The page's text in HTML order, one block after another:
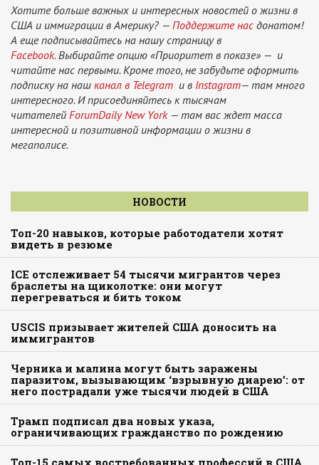
Хотите больше важных и интересных новостей о жизни в
США и иммиграции в Америку? — Поддержите нас донатом!
А еще подписывайтесь на нашу страницу в
Facebook.Выбирайте опцию «Приоритет в показе» — и
читайте нас первыми. Кроме того, не забудьте оформить
подписку на наш канал в Telegram и в Instagram— там много
интересного. И присоединяйтесь к тысячам
читателей ForumDaily New York— там вас ждет масса
интересной и позитивной информации о жизни в
мегаполисе.
НОВОСТИ
Топ-20 навыков, которые работодатели хотят
видеть в резюме
ICE отслеживает 54 тысячи мигрантов через
браслеты на щиколотке: они могут
перегреваться и бить током
USCIS призывает жителей США доносить на
иммигрантов
Черника и малина могут быть заражены
паразитом, вызывающим ‘взрывную диарею’: от
него пострадали уже тысячи людей в США
Трамп подписал два новых указа,
ограничивающих гражданство по рождению